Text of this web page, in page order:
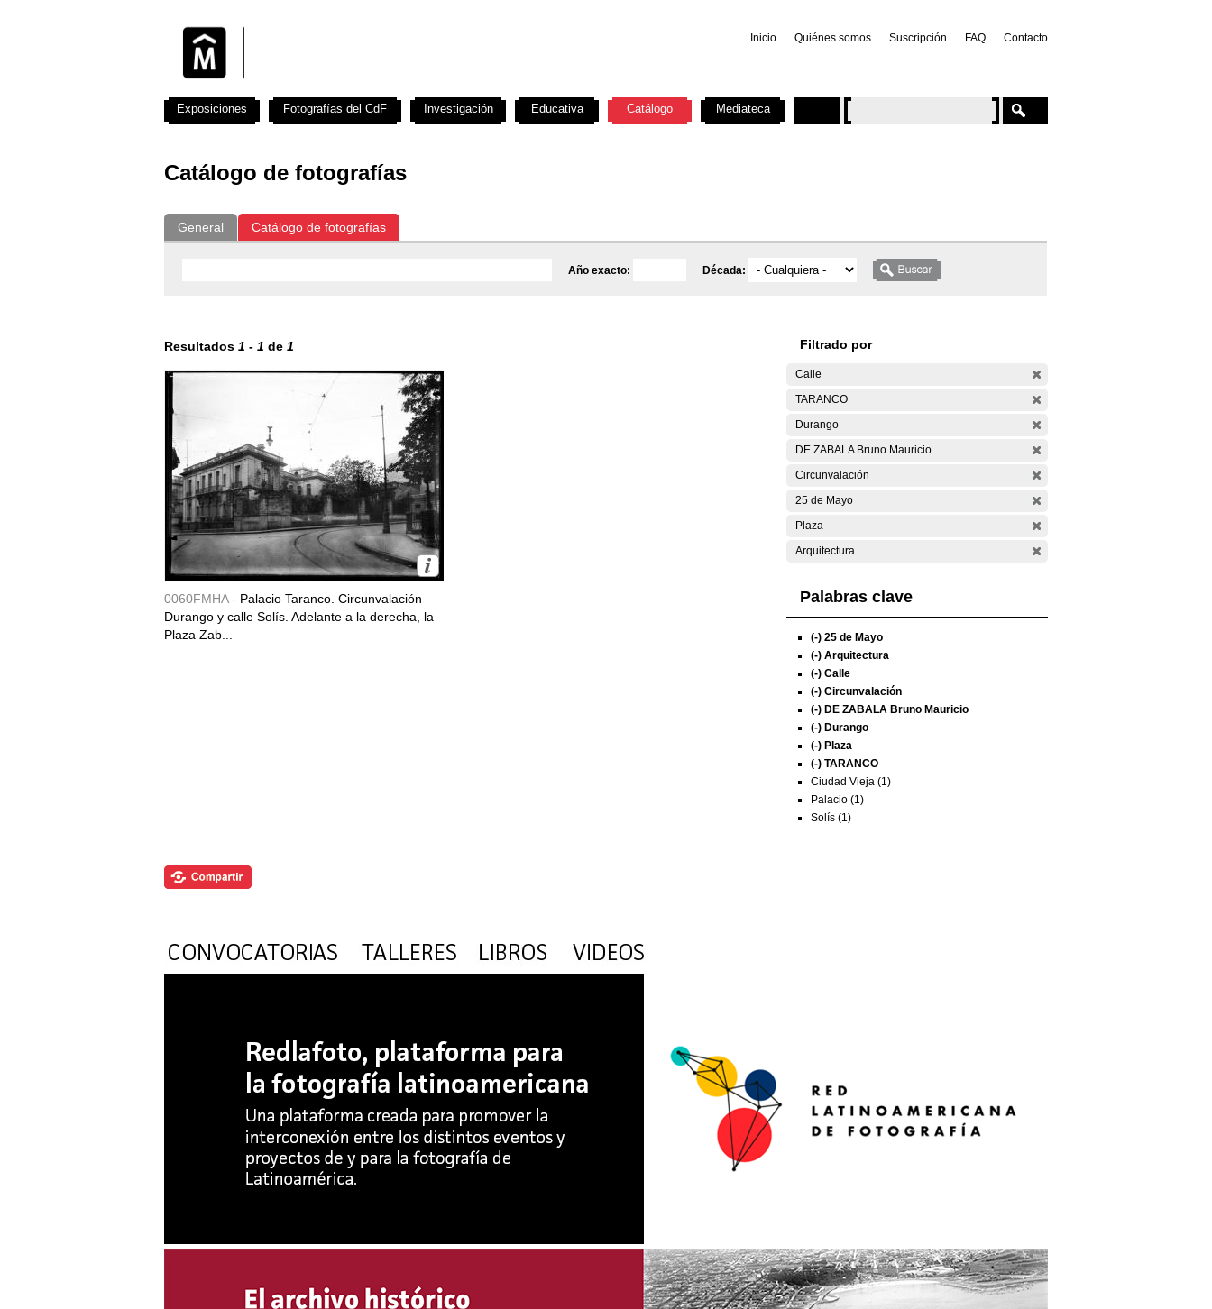
Inicio Quiénes somos Suscripción FAQ Contacto
Catálogo de fotografías
General Catálogo de fotografías
Año exacto: Década:
Resultados 1 - 1 de 1
0060FMHA - Palacio Taranco. Circunvalación
Durango y calle Solís. Adelante a la derecha, la
Plaza Zab...
Filtrado por
Calle
TARANCO
Durango
DE ZABALA Bruno Mauricio
Circunvalación
25 de Mayo
Plaza
Arquitectura
Palabras clave
(-) 25 de Mayo
(-) Arquitectura
(-) Calle
(-) Circunvalación
(-) DE ZABALA Bruno Mauricio
(-) Durango
(-) Plaza
(-) TARANCO
Ciudad Vieja (1)
Palacio (1)
Solís (1)
Exposiciones Fotografías del CdF Investigación Educativa Catálogo Mediateca